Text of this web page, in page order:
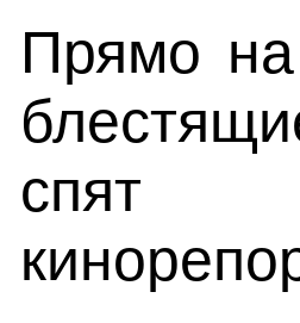
Прямо
спят